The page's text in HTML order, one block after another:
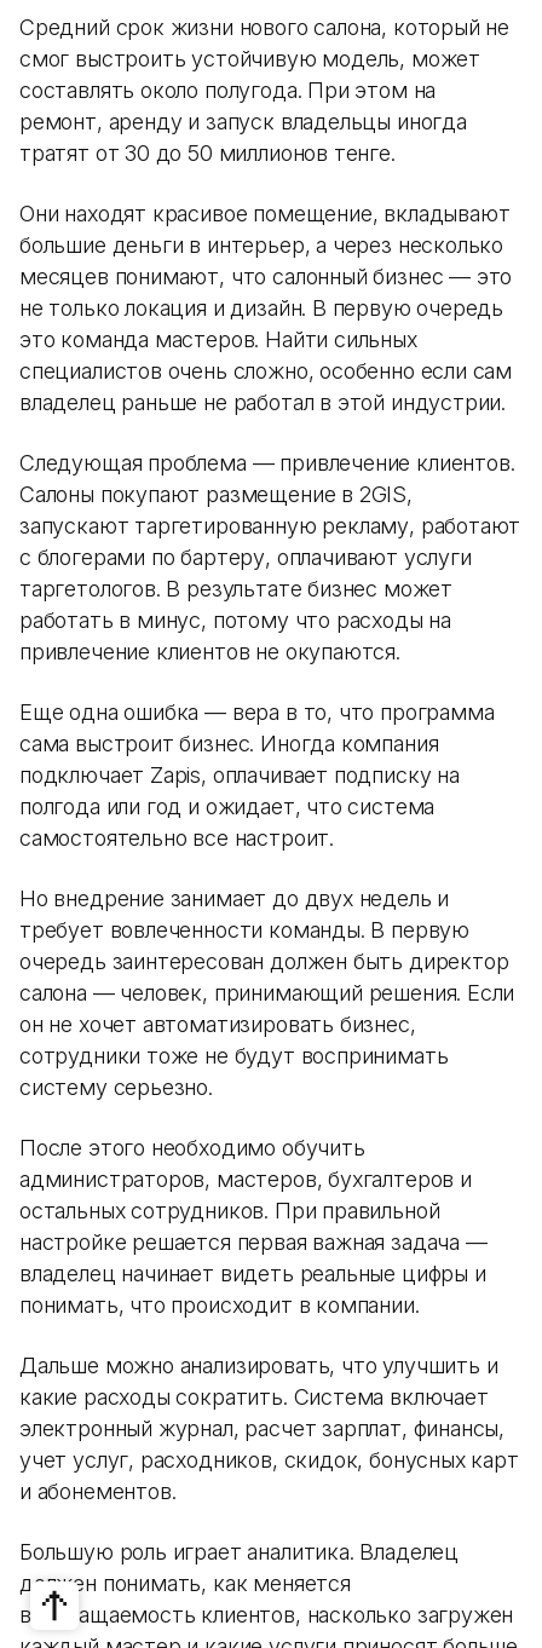
Средний срок жизни нового салона, который не
смог выстроить устойчивую модель, может
составлять около полугода. При этом на
ремонт, аренду и запуск владельцы иногда
тратят от 30 до 50 миллионов тенге.
Они находят красивое помещение, вкладывают
большие деньги в интерьер, а через несколько
месяцев понимают, что салонный бизнес — это
не только локация и дизайн. В первую очередь
это команда мастеров. Найти сильных
специалистов очень сложно, особенно если сам
владелец раньше не работал в этой индустрии.
Следующая проблема — привлечение клиентов.
Салоны покупают размещение в 2GIS,
запускают таргетированную рекламу, работают
с блогерами по бартеру, оплачивают услуги
таргетологов. В результате бизнес может
работать в минус, потому что расходы на
привлечение клиентов не окупаются.
Еще одна ошибка — вера в то, что программа
сама выстроит бизнес. Иногда компания
подключает Zapis, оплачивает подписку на
полгода или год и ожидает, что система
самостоятельно все настроит.
Но внедрение занимает до двух недель и
требует вовлеченности команды. В первую
очередь заинтересован должен быть директор
салона — человек, принимающий решения. Если
он не хочет автоматизировать бизнес,
сотрудники тоже не будут воспринимать
систему серьезно.
После этого необходимо обучить
администраторов, мастеров, бухгалтеров и
остальных сотрудников. При правильной
настройке решается первая важная задача —
владелец начинает видеть реальные цифры и
понимать, что происходит в компании.
Дальше можно анализировать, что улучшить и
какие расходы сократить. Система включает
электронный журнал, расчет зарплат, финансы,
учет услуг, расходников, скидок, бонусных карт
и абонементов.
Большую роль играет аналитика. Владелец
должен понимать, как меняется
возвращаемость клиентов, насколько загружен